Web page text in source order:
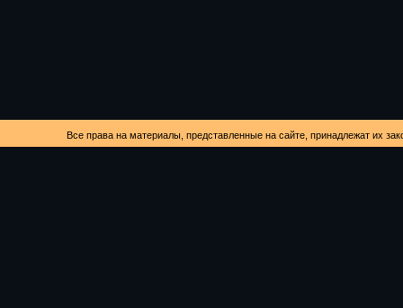
Все права на материалы, представленные на сайте, принадлежат их